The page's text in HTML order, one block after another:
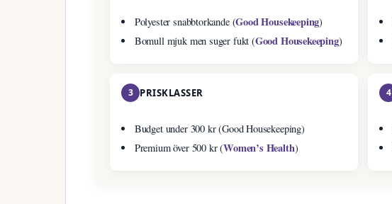
Polyester snabbtorkande (Good Housekeeping)
Bomull mjuk men suger fukt (Good Housekeeping)
3 PRISKLASSER
Budget under 300 kr (Good Housekeeping)
Premium över 500 kr (Women’s Health)
4